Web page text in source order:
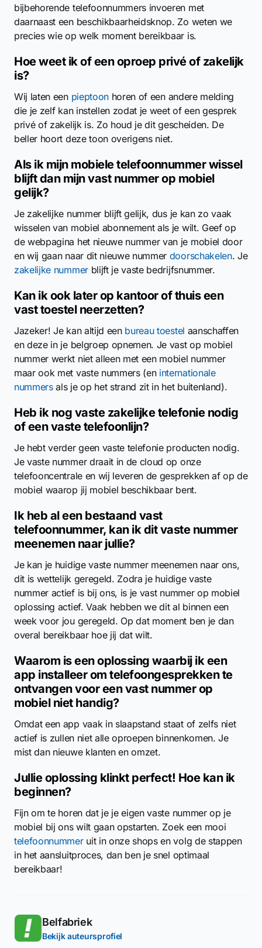
bijbehorende telefoonnummers invoeren met
daarnaast een beschikbaarheidsknop. Zo weten we
precies wie op welk moment bereikbaar is.
Hoe weet ik of een oproep privé of zakelijk
is?
Wij laten een pieptoonhoren of een andere melding
die je zelf kan instellen zodat je weet of een gesprek
privé of zakelijk is. Zo houd je dit gescheiden. De
beller hoort deze toon overigens niet.
Als ik mijn mobiele telefoonnummer wissel
blijft dan mijn vast nummer op mobiel
gelijk?
Je zakelijke nummer blijft gelijk, dus je kan zo vaak
wisselen van mobiel abonnement als je wilt. Geef op
de webpagina het nieuwe nummer van je mobiel door
en wij gaan naar dit nieuwe nummer doorschakelen. Je
zakelijke nummerblijft je vaste bedrijfsnummer.
Kan ik ook later op kantoor of thuis een
vast toestel neerzetten?
Jazeker! Je kan altijd een bureau toestel aanschaffen
en deze in je belgroep opnemen. Je vast op mobiel
nummer werkt niet alleen met een mobiel nummer
maar ook met vaste nummers (en internationale
nummersals je op het strand zit in het buitenland).
Heb ik nog vaste zakelijke telefonie nodig
of een vaste telefoonlijn?
Je hebt verder geen vaste telefonie producten nodig.
Je vaste nummer draait in de cloud op onze
telefooncentrale en wij leveren de gesprekken af op de
mobiel waarop jij mobiel beschikbaar bent.
Ik heb al een bestaand vast
telefoonnummer, kan ik dit vaste nummer
meenemen naar jullie?
Je kan je huidige vaste nummer meenemen naar ons,
dit is wettelijk geregeld. Zodra je huidige vaste
nummer actief is bij ons, is je vast nummer op mobiel
oplossing actief. Vaak hebben we dit al binnen een
week voor jou geregeld. Op dat moment ben je dan
overal bereikbaar hoe jij dat wilt.
Waarom is een oplossing waarbij ik een
app installeer om telefoongesprekken te
ontvangen voor een vast nummer op
mobiel niet handig?
Omdat een app vaak in slaapstand staat of zelfs niet
actief is zullen niet alle oproepen binnenkomen. Je
mist dan nieuwe klanten en omzet.
Jullie oplossing klinkt perfect! Hoe kan ik
beginnen?
Fijn om te horen dat je je eigen vaste nummer op je
mobiel bij ons wilt gaan opstarten. Zoek een mooi
telefoonnummeruit in onze shops en volg de stappen
in het aansluitproces, dan ben je snel optimaal
bereikbaar!
Belfabriek
Bekijk auteursprofiel